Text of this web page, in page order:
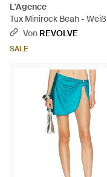
L'Agence
Tux Minirock Beah - Weiß
Von REVOLVE
SALE